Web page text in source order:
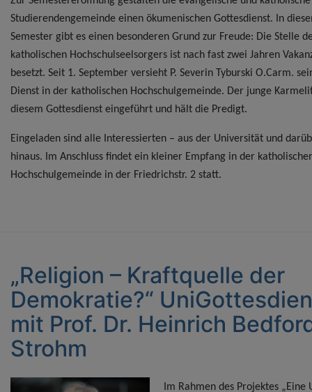
Studierendengemeinde einen ökumenischen Gottesdienst. In
Semester gibt es einen besonderen Grund zur Freude: Die Stelle
katholischen Hochschulseelsorgers ist nach fast zwei Jahren
besetzt. Seit 1. September versieht P. Severin Tyburski O.Carm.
Dienst in der katholischen Hochschulgemeinde. Der junge
diesem Gottesdienst eingeführt und hält die Predigt.
Eingeladen sind alle Interessierten – aus der Universität und
hinaus. Im Anschluss findet ein kleiner Empfang in der
Hochschulgemeinde in der Friedrichstr. 2 statt.
„Religion – Kraftquelle der
Demokratie?“
mit Prof. Dr. Heinrich
Strohm
Im Rahmen des Projektes „Eine